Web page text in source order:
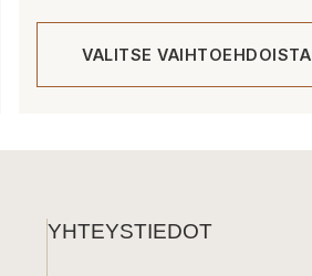
VALITSE VAIHTOEHDOISTA
tuotteella
muunnelma.
YHTEYSTIEDOT